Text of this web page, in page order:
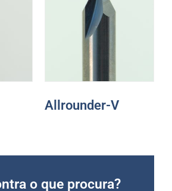
Allrounder-V
o que procura?